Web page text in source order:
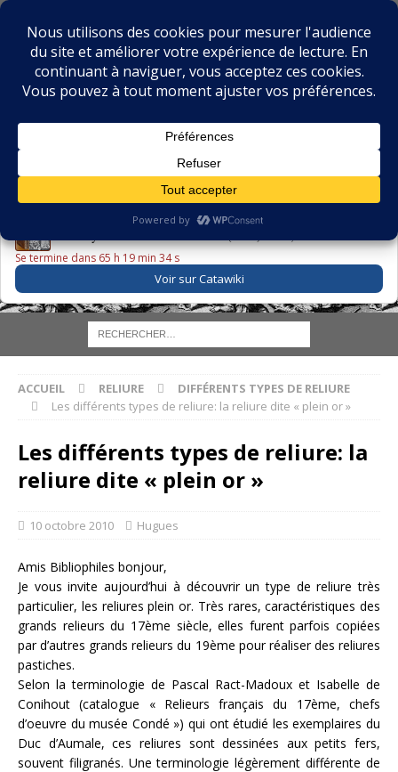
BIBLIOPHILIE.COM
LE BLOG DU BIBLIOPHILE, DES BIBLIOPHILES, DE LA
LE LIVRE DU JOUR
Se termine dans 65 h 19 min 33 s
Voir sur Catawiki
ACCUEIL RELIURE
DIFFÉRENTS TYPES DE RELIURE
Les différents types de reliure: la reliure dite « plein or »
Les différents types de reliure: la
reliure dite « plein or »
10 octobre 2010 Hugues
Amis Bibliophiles bonjour,
Je vous invite aujourd’hui à découvrir un type de reliure très
particulier, les reliures plein or. Très rares, caractéristiques des
grands relieurs du 17ème siècle, elles furent parfois copiées
par d’autres grands relieurs du 19ème pour réaliser des reliures
pastiches.
Selon la terminologie de Pascal Ract-Madoux et Isabelle de
Conihout (catalogue « Relieurs français du 17ème, chefs
d’oeuvre du musée Condé ») qui ont étudié les exemplaires du
Duc d’Aumale, ces reliures sont dessinées aux petits fers,
souvent filigranés. Une terminologie légèrement différente de